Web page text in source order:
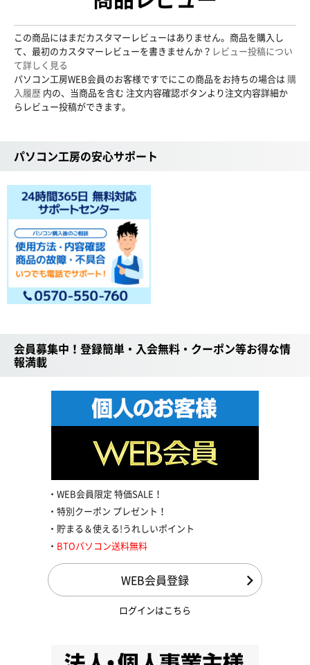
この商品にはまだカスタマーレビューはありません。商品を購入し
て、最初のカスタマーレビューを書きませんか？ レビュー投稿につい
て詳しく見る
パソコン工房WEB会員のお客様ですでにこの商品をお持ちの場合は 購
入履歴 内の、当商品を含む 注文内容確認ボタンより注文内容詳細か
らレビュー投稿ができます。
パソコン工房の安心サポート
会員募集中！登録簡単・入会無料・クーポン等お得な情
報満載
WEB会員限定 特価SALE！
特別クーポン プレゼント！
貯まる＆使える!うれしいポイント
BTOパソコン送料無料
WEB会員登録
ログインはこちら